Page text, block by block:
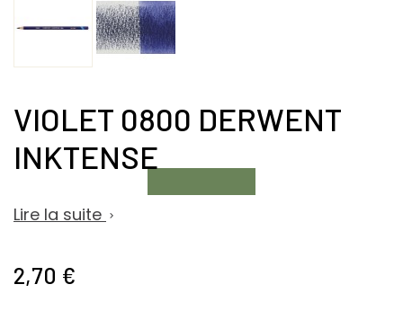
VIOLET 0800 DERWENT
INKTENSE
Lire la suite 
2,70 €